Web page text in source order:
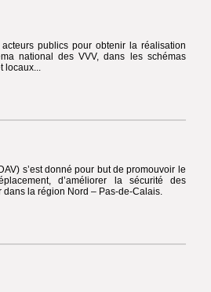
acteurs publics pour obtenir la réalisation
national des VVV, dans les schémas
locaux...
s’est donné pour but de promouvoir le
d’améliorer la sécurité des
dans la région Nord – Pas-de-Calais.